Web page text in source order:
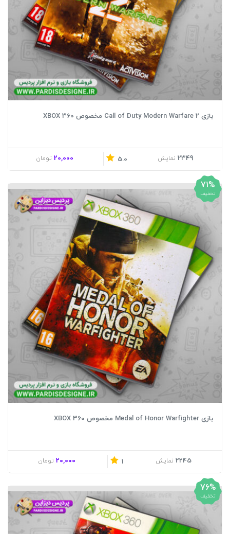
بازی Call of Duty Modern Warfare 2 مخصوص XBOX 360
2349 نمایش 5.0
20,000 تومان
71%
تخفیف
بازی Medal of Honor Warfighter مخصوص XBOX 360
2245 نمایش 1
20,000 تومان
76%
تخفیف